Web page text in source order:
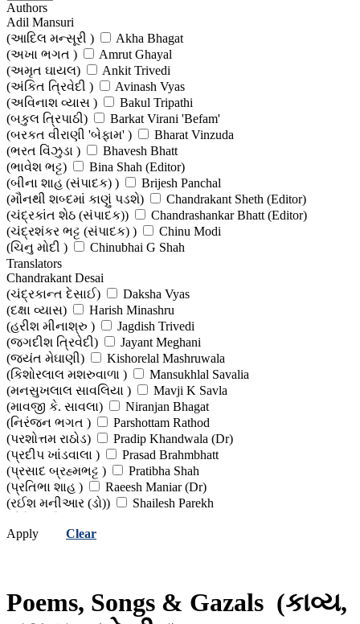
Authors
Adil Mansuri
(આદિલ મન્સૂરી )
Akha Bhagat
(અખા ભગત )
Amrut Ghayal
(અમૃત ઘાયલ)
Ankit Trivedi
(અંકિત ત્રિવેદી )
Avinash Vyas
(અવિનાશ વ્યાસ )
Bakul Tripathi
(બકુલ ત્રિપાઠી)
Barkat Virani 'Befam'
(બરકત વીરાણી 'બેફામ' )
Bharat Vinzuda
(ભરત વિંઝુડા )
Bhavesh Bhatt
(ભાવેશ ભટ્ટ)
Bina Shah (Editor)
(બીના શાહ (સંપાદક) )
Brijesh Panchal
(મૌનથી શબ્દમાં કાણું પડશે)
Chandrakant Sheth (Editor)
(ચંદ્રકાંત શેઠ (સંપાદક))
Chandrashankar Bhatt (Editor)
(ચંદ્રશંકર ભટ્ટ (સંપાદક) )
Chinu Modi
(ચિનુ મોદી )
Chinubhai G Shah
(ચીનુભાઈ ગી. શાહ )
(દલપત પઢીયાર )
(દામોદર બોટાદકર )
Dayaram
(દયારામ )
Dhaivat Trivedi
(ધૈવત ત્રિવેદી )
Dhirubhai Thakar (Editor)
(ધીરુભાઈ ઠાકર (સંપાદક))
Dhruv Bhatt
(ધ્રુવ ભટ્ટ)
Dipak Soliya
(દીપક સોલિયા )
Dula Bhaya Kag
(દુલા ભાયા કાગ)
Duleray Karani
(દુલેરાય કારાણી )
Edited Work
(સંપાદિત કૃતિ )
Gunvant Shah
(ગુણવંત શાહ)
Hardik Vyas
(હાર્દિક વ્યાસ )
Harindra Dave
(હરીન્દ્ર દવે)
Harish Minashru
(હરીશ મીનાશ્રુ )
Harish Minashru (Editor)
(હરીશ મીનાશ્રુ (સંપાદક))
Harivanshrai Bachchan
(હેમંત ચૌહાણ)
(જાવેદ અખ્તર )
Jayant Pathak
(જયન્ત પાઠક )
Jignesh Vala
Translators
Chandrakant Desai
(ચંદ્રકાન્ત દેસાઈ)
Daksha Vyas
(દક્ષા વ્યાસ)
Harish Minashru
(હરીશ મીનાશ્રુ )
Jagdish Trivedi
(જગદીશ ત્રિવેદી)
Jayant Meghani
(જયંત મેઘાણી)
Kishorelal Mashruwala
(કિશોરલાલ મશરુવાળા )
Mansukhlal Savalia
(મનસુખલાલ સાવલિયા )
Mavji K Savla
(માવજી કે. સાવલા)
Niranjan Bhagat
(નિરંજન ભગત )
Parshottam Rathod
(પરશોત્તમ રાઠોડ)
Pradip Khandwala (Dr)
(પ્રદીપ ખાંડવાલા )
Prasad Brahmbhatt
(પ્રસાદ બ્રહ્મભટ્ટ )
Pratibha Shah
(પ્રતિભા શાહ )
Raeesh Maniar (Dr)
(રઈશ મનીઆર (ડો))
Shailesh Parekh
(સુરેશ પરમાર ''સૂર'')
Apply Clear
Poems, Songs & Gazals (કાવ્ય,